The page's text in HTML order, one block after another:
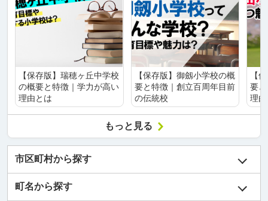
【保存版】瑞穂ヶ丘中学校
の概要と特徴｜学力が高い
理由とは
【保存版】御劔小学校の概
要と特徴｜創立百周年目前
の伝統校
【
要
理
もっと見る
市区町村から探す
町名から探す